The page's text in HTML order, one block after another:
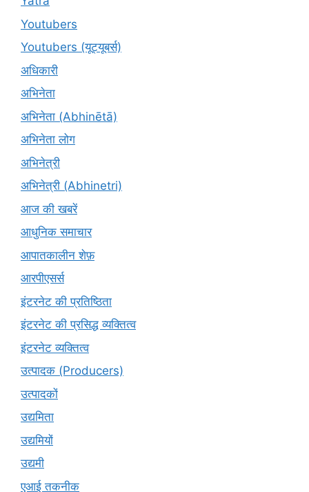
Youtubers
Youtubers (यूट्यूबर्स)
अधिकारी
अभिनेता
अभिनेता (Abhinētā)
अभिनेता लोग
अभिनेत्री
अभिनेत्री (Abhinetri)
आज की खबरें
आधुनिक समाचार
आपातकालीन शेफ़
आरपीएसर्स
इंटरनेट की प्रतिष्ठिता
इंटरनेट की प्रसिद्ध व्यक्तित्व
इंटरनेट व्यक्तित्व
उत्पादक (Producers)
उत्पादकों
उद्यमिता
उद्यमियों
उद्यमी
एआई तकनीक